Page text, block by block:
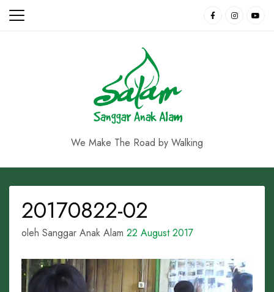
Skip
We Make The Road by Walking
20170822-02
oleh Sanggar Anak Alam 22 August 2017